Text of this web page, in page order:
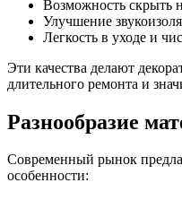
Возможность скрыть
Улучшение
Легкость в уходе и
Эти качества делают
длительного ремонта и
Разнообразие
Современный рынок
особенности: